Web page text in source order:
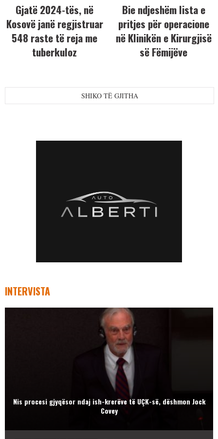
Gjatë 2024-tës, në
Kosovë janë regjistruar
548 raste të reja me
tuberkuloz
Bie ndjeshëm lista e
pritjes për operacione
në Klinikën e Kirurgjisë
së Fëmijëve
SHIKO TË GJITHA
INTERVISTA
Nis procesi gjyqësor ndaj ish-krerëve të UÇK-së, dëshmon Jock
Covey